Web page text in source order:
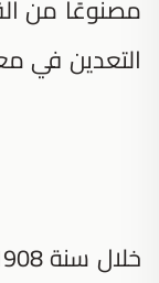
مصنوعًا من
التعدين في